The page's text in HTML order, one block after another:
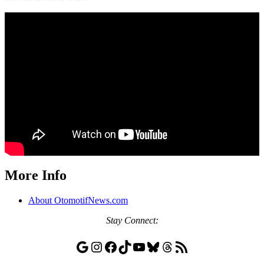
More Info
About OtomotifNews.com
Stay Connect:
Google
Instagram
Facebook
TikTok
YouTube
Bluesky
Threads
RSS Feed